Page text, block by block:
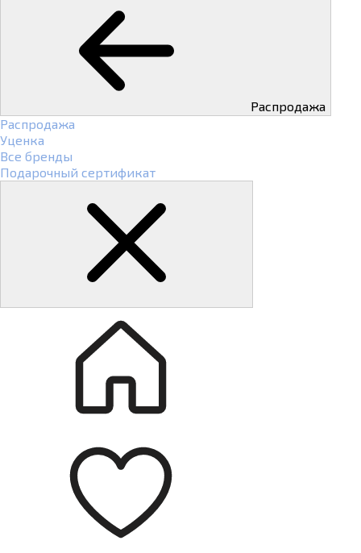
Распродажа
Распродажа
Уценка
Все бренды
Подарочный сертификат